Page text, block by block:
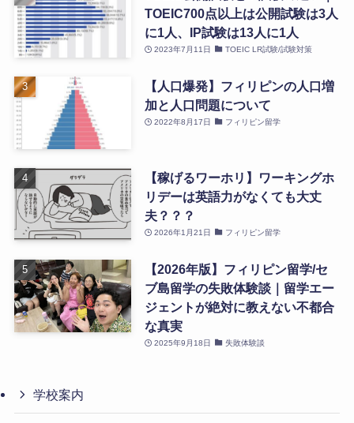
TOEIC700点以上は公開試験は3人
に1人、IP試験は13人に1人
2023年7月11日 TOEIC LR試験/試験対策
【人口爆発】フィリピンの人口増
加と人口問題について
2022年8月17日 フィリピン留学
【稼げるワーホリ】ワーキングホ
リデーは英語力がなくても大丈
夫？？？
2026年1月21日 フィリピン留学
【2026年版】フィリピン留学/セ
ブ島留学の失敗体験談｜留学エー
ジェントが絶対に教えない不都合
な真実
2025年9月18日 失敗体験談
学校案内